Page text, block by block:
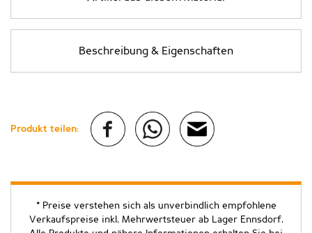
Beschreibung & Eigenschaften
Produkt teilen:
* Preise verstehen sich als unverbindlich empfohlene
Verkaufspreise inkl. Mehrwertsteuer ab Lager Ennsdorf.